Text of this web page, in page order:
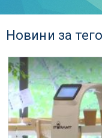
Новини за